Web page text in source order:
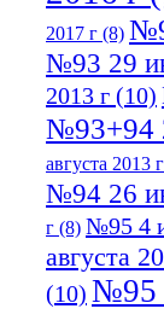
2017 г (8)
№93 29
2013 г (10)
№93+94
августа 2013 г
№94 26
г (8) №95 4
августа
(10) №95